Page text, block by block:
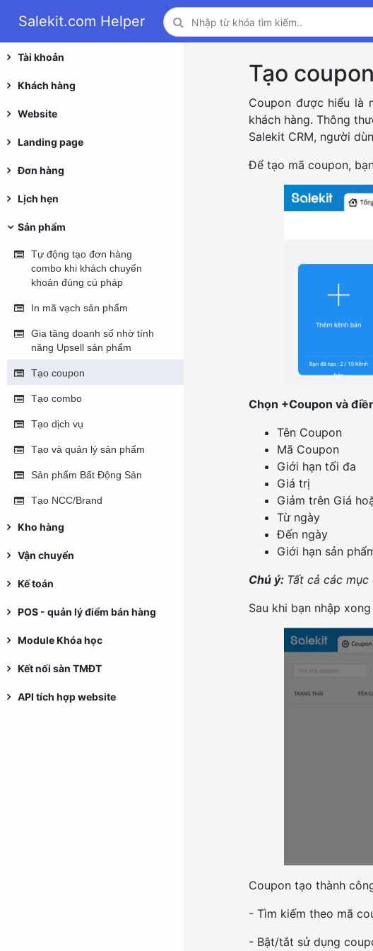
Salekit.com Helper
Tài khoản
Khách hàng
Website
Landing page
Đơn hàng
Lịch hẹn
Sản phẩm
Tự động tạo đơn hàng
combo khi khách chuyển
khoản đúng cú pháp
In mã vạch sản phẩm
Gia tăng doanh số nhờ tính
năng Upsell sản phẩm
Tạo coupon
Tạo combo
Tạo dịch vụ
Tạo và quản lý sản phẩm
Sản phẩm Bất Động Sản
Tạo NCC/Brand
Kho hàng
Vận chuyển
Kế toán
POS - quản lý điểm bán hàng
Module Khóa học
Kết nối sàn TMĐT
API tích hợp website
Tạo coupon
Coupon được hiểu là
khách hàng. Thông
Salekit CRM, người
Để tạo mã coupon,
Chọn +Coupon và
Tên Coupon
Mã Coupon
Giới hạn tối đa
Giá trị
Giảm trên Giá
Từ ngày
Đến ngày
Giới hạn sản
Chú ý: Tất cả các mục
Sau khi bạn nhập
Coupon tạo thành
- Tìm kiếm theo mã
- Bật/tắt sử dụng